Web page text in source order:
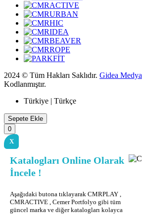
2024 © Tüm Hakları Saklıdır. Gidea Medya
Kodlanmıştır.
Türkiye | Türkçe
Sepete Ekle
0
X
Katalogları Online Olarak
İncele !
Aşağıdaki butona tıklayarak CMRPLAY ,
CMRACTIVE , Cemer Portfolyo gibi tüm
güncel marka ve diğer katalogları kolayca